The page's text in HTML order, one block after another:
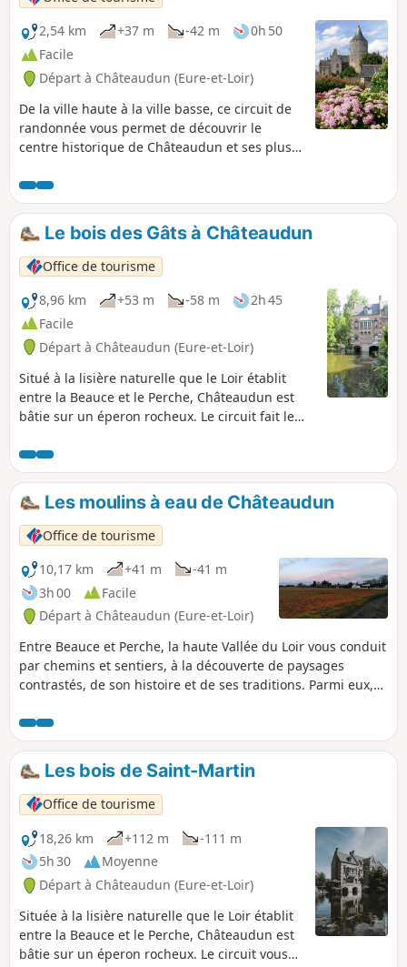
2,54 km
+37 m -42 m
0h 50
Facile
Départ à Châteaudun (Eure-et-Loir)
De la ville haute à la ville basse, ce circuit de
randonnée vous permet de découvrir le
centre historique de Châteaudun et ses plus
bords de Loir offrant de beaux panoramas sur
son site.
Le bois des Gâts à Châteaudun
Office de tourisme
8,96 km
+53 m -58 m
2h 45
Facile
Départ à Châteaudun (Eure-et-Loir)
Situé à la lisière naturelle que le Loir établit
entre la Beauce et le Perche, Châteaudun est
bâtie sur un éperon rocheux. Le circuit fait le
Gâts ou Gas. Ouvert au public, ce site de 23 ha
est protégé par le dispositif Natura 2000.
Les moulins à eau de Châteaudun
Office de tourisme
10,17 km
+41 m
-41 m
3h 00
Facile
Départ à Châteaudun (Eure-et-Loir)
Entre Beauce et Perche, la haute Vallée du Loir vous conduit
par chemins et sentiers, à la découverte de paysages
contrastés, de son histoire et de ses traditions. Parmi eux,
qui régnaient à Châteaudun à partir du XIIIe siècle.
Les bois de Saint-Martin
Office de tourisme
18,26 km
+112 m
-111 m
5h 30
Moyenne
Départ à Châteaudun (Eure-et-Loir)
Située à la lisière naturelle que le Loir établit
entre la Beauce et le Perche, Châteaudun est
bâtie sur un éperon rocheux. Le circuit vous